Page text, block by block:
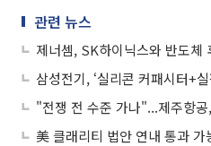
관련 뉴스